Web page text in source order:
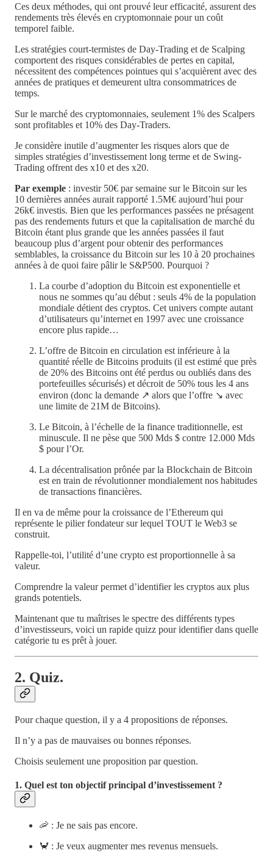
Ces deux méthodes, qui ont prouvé leur efficacité, assurent des
rendements très élevés en cryptomonnaie pour un coût
temporel faible.
Les stratégies court-termistes de Day-Trading et de Scalping
comportent des risques considérables de pertes en capital,
nécessitent des compétences pointues qui s’acquièrent avec des
années de pratiques et demeurent ultra consommatrices de
temps.
Sur le marché des cryptomonnaies, seulement 1% des Scalpers
sont profitables et 10% des Day-Traders.
Je considère inutile d’augmenter les risques alors que de
simples stratégies d’investissement long terme et de Swing-
Trading offrent des x10 et des x20.
Par exemple : investir 50€ par semaine sur le Bitcoin sur les
10 dernières années aurait rapporté 1.5M€ aujourd’hui pour
26k€ investis. Bien que les performances passées ne présagent
pas des rendements futurs et que la capitalisation de marché du
Bitcoin étant plus grande que les années passées il faut
beaucoup plus d’argent pour obtenir des performances
semblables, la croissance du Bitcoin sur les 10 à 20 prochaines
années à de quoi faire pâlir le S&P500. Pourquoi ?
La courbe d’adoption du Bitcoin est exponentielle et
nous ne sommes qu’au début : seuls 4% de la population
mondiale détient des cryptos. Cet univers compte autant
d’utilisateurs qu’internet en 1997 avec une croissance
encore plus rapide…
L’offre de Bitcoin en circulation est inférieure à la
quantité réelle de Bitcoins produits (il est estimé que près
de 20% des Bitcoins ont été perdus ou oubliés dans des
portefeuilles sécurisés) et décroit de 50% tous les 4 ans
environ (donc la demande ↗️ alors que l’offre ↘️ avec
une limite de 21M de Bitcoins).
Le Bitcoin, à l’échelle de la finance traditionnelle, est
minuscule. Il ne pèse que 500 Mds $ contre 12.000 Mds
$ pour l’Or.
La décentralisation prônée par la Blockchain de Bitcoin
est en train de révolutionner mondialement nos habitudes
de transactions financières.
Il en va de même pour la croissance de l’Ethereum qui
représente le pilier fondateur sur lequel TOUT le Web3 se
construit.
Rappelle-toi, l’utilité d’une crypto est proportionnelle à sa
valeur.
Comprendre la valeur permet d’identifier les cryptos aux plus
grands potentiels.
Maintenant que tu maîtrises le spectre des différents types
d’investisseurs, voici un rapide quizz pour identifier dans quelle
catégorie tu es prêt à jouer.
2. Quiz.
Pour chaque question, il y a 4 propositions de réponses.
Il n’y a pas de mauvaises ou bonnes réponses.
Choisis seulement une proposition par question.
1. Quel est ton objectif principal d’investissement ?
🦐 : Je ne sais pas encore.
🦀 : Je veux augmenter mes revenus mensuels.